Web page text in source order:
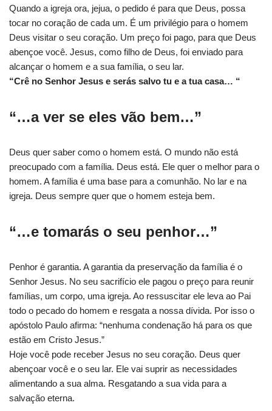
Quando a igreja ora, jejua, o pedido é para que Deus, possa
tocar no coração de cada um. É um privilégio para o homem
Deus visitar o seu coração. Um preço foi pago, para que Deus
abençoe você. Jesus, como filho de Deus, foi enviado para
alcançar o homem e a sua família, o seu lar.
“Crê no Senhor Jesus e serás salvo tu e a tua casa… “
“…a ver se eles vão bem…”
Deus quer saber como o homem está. O mundo não está
preocupado com a família. Deus está. Ele quer o melhor para o
homem. A família é uma base para a comunhão. No lar e na
igreja. Deus sempre quer que o homem esteja bem.
“…e tomarás o seu penhor…”
Penhor é garantia. A garantia da preservação da família é o
Senhor Jesus. No seu sacrifício ele pagou o preço para reunir
famílias, um corpo, uma igreja. Ao ressuscitar ele leva ao Pai
todo o pecado do homem e resgata a nossa dívida. Por isso o
apóstolo Paulo afirma: “nenhuma condenação há para os que
estão em Cristo Jesus.”
Hoje você pode receber Jesus no seu coração. Deus quer
abençoar você e o seu lar. Ele vai suprir as necessidades
alimentando a sua alma. Resgatando a sua vida para a
salvação eterna.